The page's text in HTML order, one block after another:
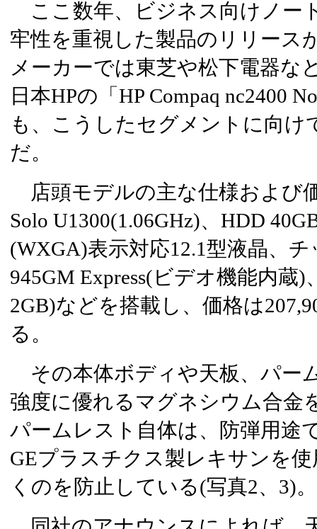
ここ数年、ビジネス向けノー
牢性を重視した製品のリリース
メーカーでは東芝や松下電器な
日本HPの「HP Compaq nc2400
も、こうしたセグメントに向け
だ。
店頭モデルの主な仕様および
Solo U1300(1.06GHz)、HDD
(WXGA)表示対応12.1型液晶、
945GM Express(ビデオ機能内蔵
2GB)などを搭載し、価格は
る。
その本体ボディや天板、パー
強度に優れるマグネシウム合金
パームレスト自体は、防弾用途
GEプラスチクス製レキサンを
くのを防止している(写真2、3)。